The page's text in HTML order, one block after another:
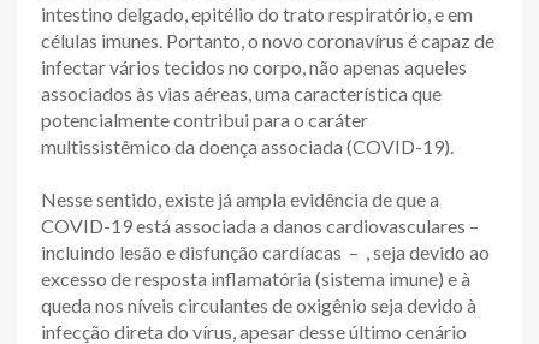
intestino delgado, epitélio do trato respiratório, e em
células imunes. Portanto, o novo coronavírus é capaz de
infectar vários tecidos no corpo, não apenas aqueles
associados às vias aéreas, uma característica que
potencialmente contribui para o caráter
multissistêmico da doença associada (COVID-19).
Nesse sentido, existe já ampla evidência de que a
COVID-19 está associada a danos cardiovasculares –
incluindo lesão e disfunção cardíacas – , seja devido ao
excesso de resposta inflamatória (sistema imune) e à
queda nos níveis circulantes de oxigênio seja devido à
infecção direta do vírus, apesar desse último cenário